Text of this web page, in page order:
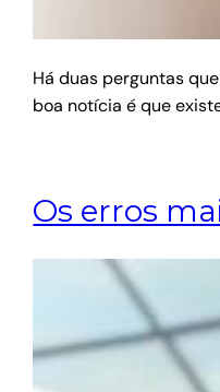
Há duas perguntas
boa notícia é que
Os erros